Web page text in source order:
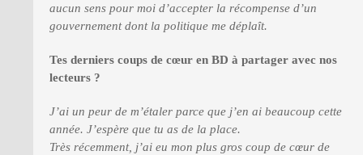
aucun sens pour moi d’accepter la récompense d’un
gouvernement dont la politique me déplaît.
Tes derniers coups de cœur en BD à partager avec nos
lecteurs ?
J’ai un peur de m’étaler parce que j’en ai beaucoup cette
année. J’espère que tu as de la place.
Très récemment, j’ai eu mon plus gros coup de cœur de